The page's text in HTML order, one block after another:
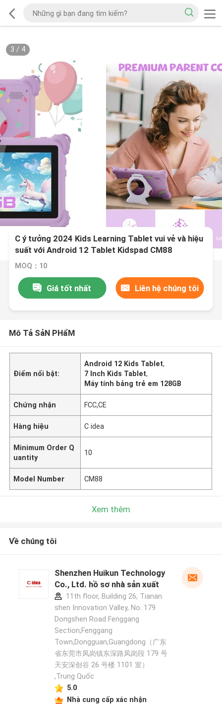
3 / 4
C ý tưởng 2024 Kids Learning Tablet vui vẻ và hiệu
suất với Android 12 Tablet Kidspad CM88
MOQ：10
Giá tốt nhất Liên hệ chúng tôi
Mô Tả SảN PHẩM
Điểm nổi bật:
Android 12 Kids Tablet,
7 Inch Kids Tablet,
Máy tính bảng trẻ em 128GB
Chứng nhận FCC,CE
Hàng hiệu C idea
Minimum Order Q
uantity
10
Model Number CM88
Xem thêm
Về chúng tôi
Shenzhen Huikun Technology
Co., Ltd. hồ sơ nhà sản xuất
11th floor, Building 26, Tianan
shen Innovation Valley, No. 179
Dongshen Road Fenggang
Section,Fenggang
Town,Dongguan,Guangdong（广东
省东莞市凤岗镇东深路凤岗段 179 号
天安深创谷 26 号楼 1101 室）
,Trung Quốc
5.0
Nhà cung cấp xác nhận